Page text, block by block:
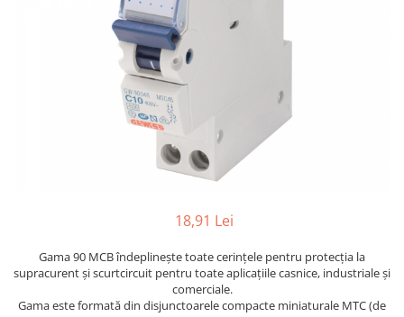
Sigurante Legrand
Sigurante Schneider
Tablouri electrice
18,91 Lei
Gama 90 MCB îndeplineşte toate cerinţele pentru protecţia la
supracurent şi scurtcircuit pentru toate aplicaţiile casnice, industriale şi
comerciale.
Gama este formată din disjunctoarele compacte miniaturale MTC (de